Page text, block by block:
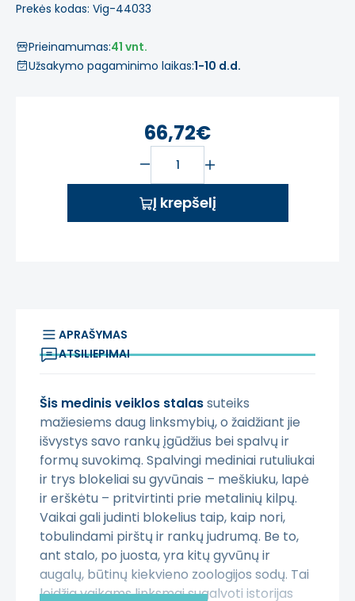
Prekės kodas: Vig-44033
Prieinamumas:41 vnt.
Užsakymo pagaminimo laikas:1-10 d.d.
66,72€
Į krepšelį
APRAŠYMAS
ATSILIEPIMAI
Šis medinis veiklos stalassuteiks
mažiesiems daug linksmybių, o žaidžiant jie
išvystys savo rankų įgūdžius bei spalvų ir
formų suvokimą. Spalvingi mediniai rutuliukai
ir trys blokeliai su gyvūnais – meškiuku, lapė
ir erškėtu – pritvirtinti prie metalinių kilpų.
Vaikai gali judinti blokelius taip, kaip nori,
tobulindami pirštų ir rankų judrumą. Be to,
ant stalo, po juosta, yra kitų gyvūnų ir
augalų, būtinų kiekvieno zoologijos sodų. Tai
leidžia vaikams linksmai sugalvoti istorijas